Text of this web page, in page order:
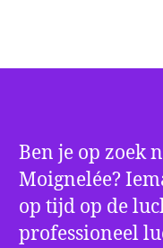
Ben je op zoek
Moignelée?
op tijd op de
professioneel